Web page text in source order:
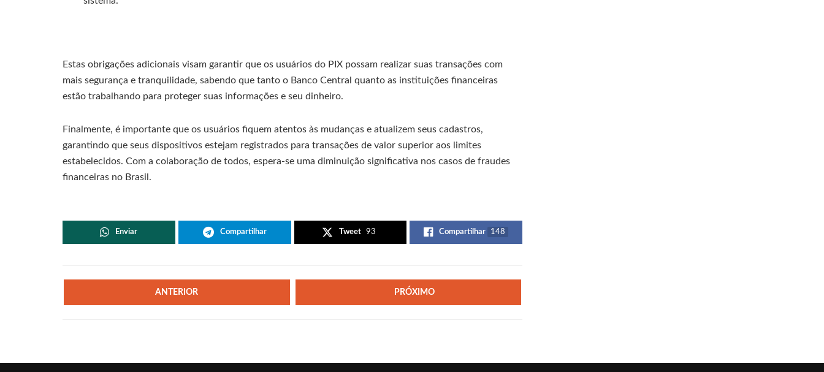
Estas obrigações adicionais visam garantir que os usuários do PIX possam realizar suas transações com
mais segurança e tranquilidade, sabendo que tanto o Banco Central quanto as instituições financeiras
estão trabalhando para proteger suas informações e seu dinheiro.
Finalmente, é importante que os usuários fiquem atentos às mudanças e atualizem seus cadastros,
garantindo que seus dispositivos estejam registrados para transações de valor superior aos limites
estabelecidos. Com a colaboração de todos, espera-se uma diminuição significativa nos casos de fraudes
financeiras no Brasil.
Enviar Compartilhar Tweet 93 Compartilhar 148
ANTERIOR PRÓXIMO